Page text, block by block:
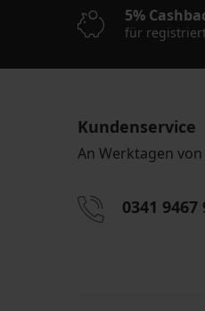
-25 % ALL25
-40%
-25 % ALL25
5%
für
Kundenservice
An Werktagen
0341 9467